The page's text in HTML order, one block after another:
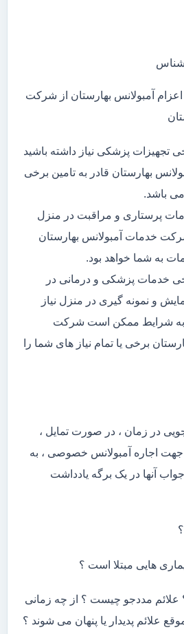
آمبولانس بهارستان از شرکت
تجهیزات پزشکی نیاز داشته باشید
بهارستان قادر به تامین برخی
باشد.
پرستاری و مراقبت در منزل
شرکت خدمات آمبولانس بهارستان
به شما خواهد بود.
خدمات پزشکی و درمانی در
و نمونه گیری در منزل نیاز
به شرایط ممکن است شرکت
برخی یا تمام نیاز های شما را
در زمان ، در صورت تمایل ،
اجاره آمبولانس خصوصی ، به
آنها در یک برگه یادداشت
هایی مبتلا است ؟
؟ علائم مددجو چیست ؟ از چه زمانی
علائم پدیدار یا پنهان می شوند ؟